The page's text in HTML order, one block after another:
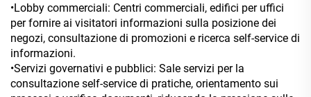
•Lobby commerciali: Centri commerciali, edifici per uffici
per fornire ai visitatori informazioni sulla posizione dei
negozi, consultazione di promozioni e ricerca self-service di
informazioni.
•Servizi governativi e pubblici: Sale servizi per la
consultazione self-service di pratiche, orientamento sui